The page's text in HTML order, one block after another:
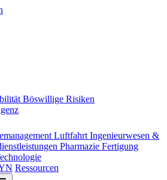
Böswillige Risiken
Luftfahrt Ingenieurwesen &
Pharmazie Fertigung
Ressourcen